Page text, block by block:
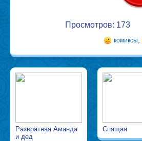
Просмотров: 173
комиксы,
Развратная Аманда
и дед
Спящая